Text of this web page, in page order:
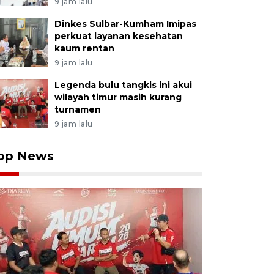
Dinkes Sulbar-Kumham Imipas
perkuat layanan kesehatan
kaum rentan
9 jam lalu
Legenda bulu tangkis ini akui
wilayah timur masih kurang
turnamen
9 jam lalu
News